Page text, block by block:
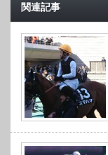
関連記事